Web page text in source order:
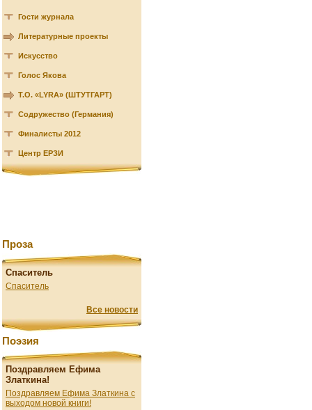
Гости журнала
Литературные проекты
Искусство
Голос Якова
Т.О. «LYRA» (ШТУТГАРТ)
Содружество (Германия)
Финалисты 2012
Центр ЕРЗИ
Проза
Спаситель
Спаситель
Все новости
Поэзия
Поздравляем Ефима
Златкина!
Поздравляем Ефима Златкина с
выходом новой книги!